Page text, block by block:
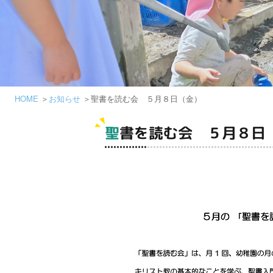
HOME お知らせ 聖書を読む会 ５月８日（金）
聖書を読む会 ５月８日